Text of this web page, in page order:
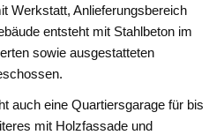
Werkstatt, Anlieferungsbereich
entsteht mit Stahlbeton im
sowie ausgestatteten
auch eine Quartiersgarage für bis
mit Holzfassade und